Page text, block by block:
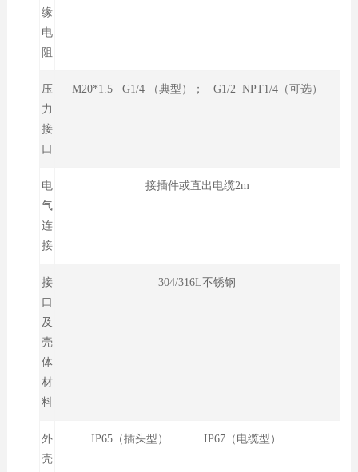
缘
电
阻
压
力
接
口
M20*1.5 G1/4 （典型）； G1/2 NPT1/4（可选）
电
气
连
接
接插件或直出电缆2m
接
口
及
壳
体
材
料
304/316L不锈钢
外
壳
IP65（插头型） IP67（电缆型）